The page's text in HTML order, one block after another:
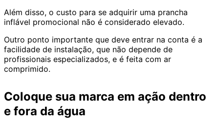
Além disso, o custo para se adquirir uma prancha
inflável promocional não é considerado elevado.
Outro ponto importante que deve entrar na conta é a
facilidade de instalação, que não depende de
profissionais especializados, e é feita com ar
comprimido.
Coloque sua marca em ação dentro
e fora da água